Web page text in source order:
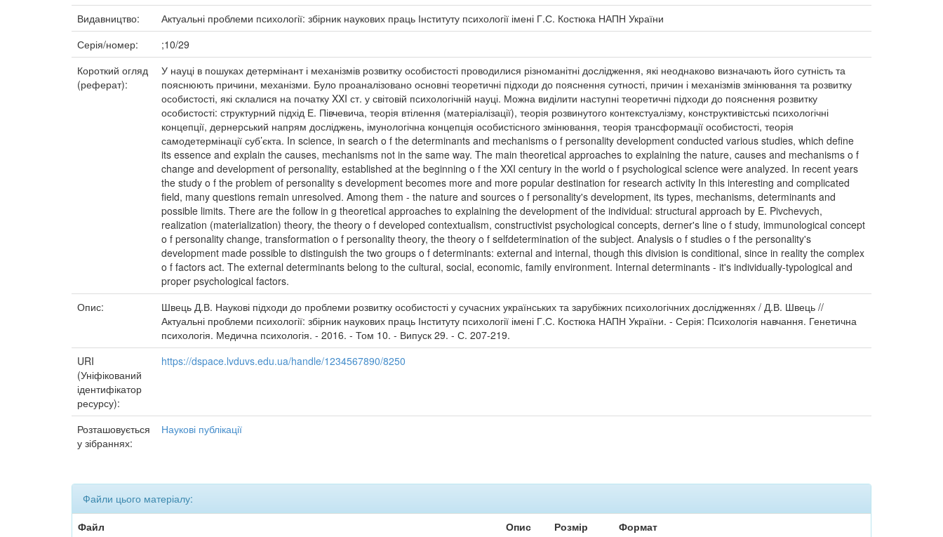
Видавництво:
Актуальні проблеми психології: збірник наукових праць Інституту психології імені Г.С. Костюка НАПН України
Серія/номер:
;10/29
Короткий огляд
(реферат):
У науці в пошуках детермінант і механізмів розвитку особистості проводилися різноманітні дослідження, які неоднаково визначають його сутність та
пояснюють причини, механізми. Було проаналізовано основні теоретичні підходи до пояснення сутності, причин і механізмів змінювання та розвитку
особистості, які склалися на початку XXI ст. у світовій психологічній науці. Можна виділити наступні теоретичні підходи до пояснення розвитку
особистості: структурний підхід Е. Півчевича, теорія втілення (матеріалізації), теорія розвинутого контекстуалізму, конструктивістські психологічні
концепції, дернерський напрям досліджень, імунологічна концепція особистісного змінювання, теорія трансформації особистості, теорія
самодетермінації суб’єкта. In science, in search o f the determinants and mechanisms o f personality development conducted various studies, which define
its essence and explain the causes, mechanisms not in the same way. The main theoretical approaches to explaining the nature, causes and mechanisms o f
change and development of personality, established at the beginning o f the XXI century in the world o f psychological science were analyzed. In recent years
the study o f the problem of personality s development becomes more and more popular destination for research activity In this interesting and complicated
field, many questions remain unresolved. Among them - the nature and sources o f personality's development, its types, mechanisms, determinants and
possible limits. There are the follow in g theoretical approaches to explaining the development of the individual: structural approach by E. Pivchevych,
realization (materialization) theory, the theory o f developed contextualism, constructivist psychological concepts, derner's line o f study, immunological concept
o f personality change, transformation o f personality theory, the theory o f selfdetermination of the subject. Analysis o f studies o f the personality's
development made possible to distinguish the two groups o f determinants: external and internal, though this division is conditional, since in reality the complex
o f factors act. The external determinants belong to the cultural, social, economic, family environment. Internal determinants - it's individually-typological and
proper psychological factors.
Опис:
Швець Д.В. Наукові підходи до проблеми розвитку особистості у сучасних українських та зарубіжних психологічних дослідженнях / Д.В. Швець //
Актуальні проблеми психології: збірник наукових праць Інституту психології імені Г.С. Костюка НАПН України. - Серія: Психологія навчання. Генетична
психологія. Медична психологія. - 2016. - Том 10. - Випуск 29. - С. 207-219.
URI
(Уніфікований
ідентифікатор
ресурсу):
https://dspace.lvduvs.edu.ua/handle/1234567890/8250
Розташовується
у зібраннях:
Наукові публікації
Файли цього матеріалу:
Файл
Опис Розмір Формат